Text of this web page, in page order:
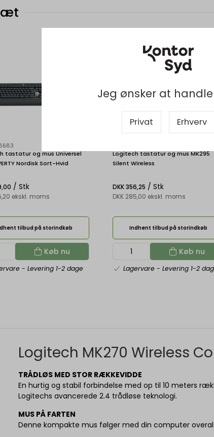
Jeg ønsker at
Privat Erhverv
tastatur og mus Universel
Nordisk Sort-Hvid
/ Stk
ekskl. moms
tilbud på storindkøb
Køb nu
- Levering 1-2 dage
Logitech tastatur og mus MK295
Silent Wireless
DKK 356,25 / Stk
DKK 285,00 ekskl. moms
Indhent tilbud på storindkøb
Køb nu
Lagervare - Levering 1-2
Logitech MK270 Wireless
TRÅDLØS MED STOR RÆKKEVIDDE
En hurtig og stabil forbindelse med op til 10 meters
Logitechs avancerede 2.4 trådløse teknologi.
MUS PÅ FARTEN
Denne kompakte mus følger med din computer